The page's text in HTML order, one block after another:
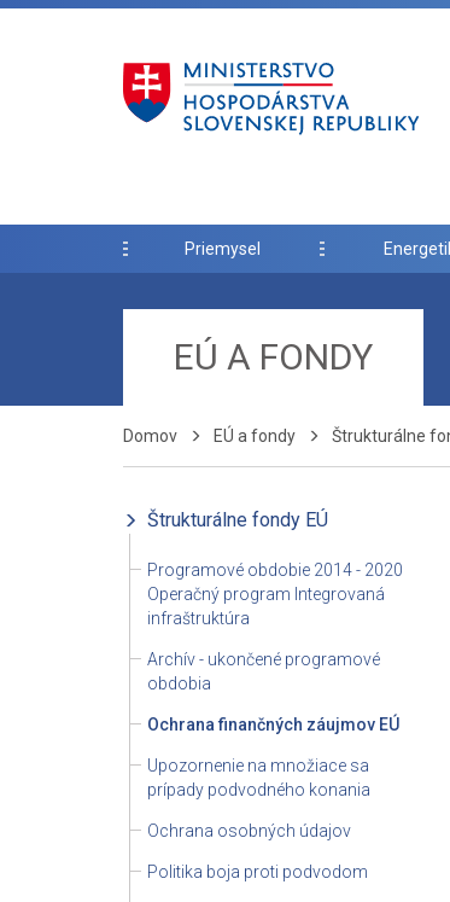
Priemysel
EÚ A FONDY
Domov EÚ a fondy Štrukturálne
Štrukturálne fondy EÚ
Programové obdobie 2014 - 2020
Operačný program Integrovaná
infraštruktúra
Archív - ukončené programové
obdobia
Ochrana finančných záujmov EÚ
Upozornenie na množiace sa
prípady podvodného konania
Ochrana osobných údajov
Politika boja proti podvodom